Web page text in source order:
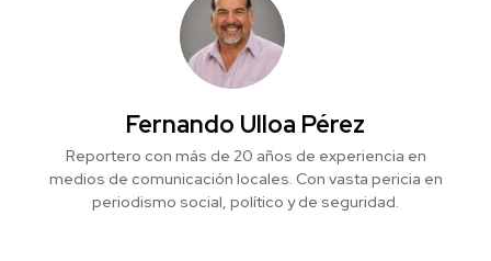
Fernando Ulloa Pérez
Reportero con más de 20 años de experiencia en
medios de comunicación locales. Con vasta pericia en
periodismo social, político y de seguridad.